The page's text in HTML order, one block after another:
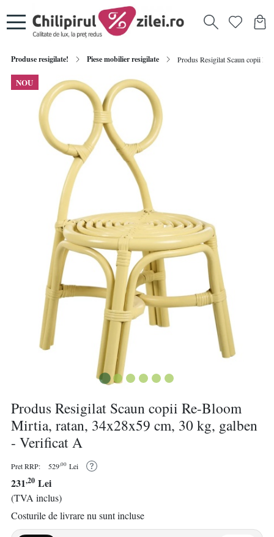
Produse resigilate! Piese mobilier resigilate Produs Resigilat Scaun copii
NOU
Produs Resigilat Scaun copii Re-Bloom
Mirtia, ratan, 34x28x59 cm, 30 kg, galben
- Verificat A
Pret RRP: 529,00 Lei
231,20 Lei
(TVA inclus)
Costurile de livrare nu sunt incluse